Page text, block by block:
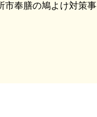
市奉膳の鳩よけ対策事